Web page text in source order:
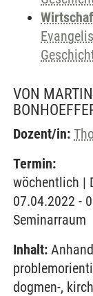
VON
Dozent/in:
Termin:
wöchentlich |
07.04.2022 -
Seminarraum
Inhalt:
dogmen-,